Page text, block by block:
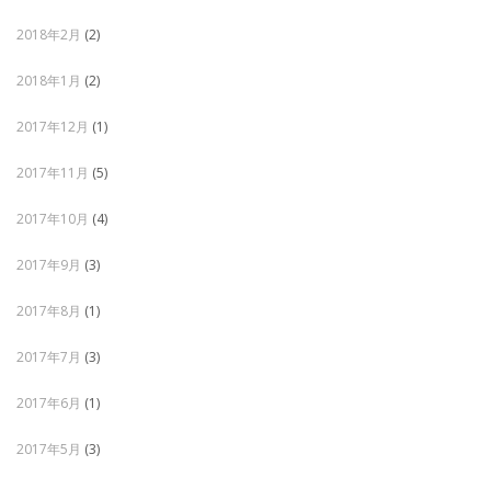
2018年2月 (2)
2018年1月 (2)
2017年12月 (1)
2017年11月 (5)
2017年10月 (4)
2017年9月 (3)
2017年8月 (1)
2017年7月 (3)
2017年6月 (1)
2017年5月 (3)